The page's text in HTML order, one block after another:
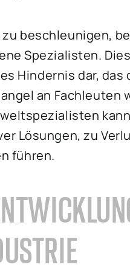
beschleunigen,
Spezialisten.
Hindernis dar, das
an Fachleuten
Lösungen, zu
führen.